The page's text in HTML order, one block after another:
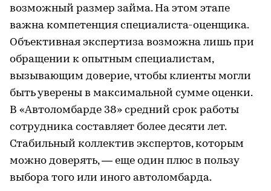
возможный размер займа. На этом этапе
важна компетенция специалиста-оценщика.
Объективная экспертиза возможна лишь при
обращении к опытным специалистам,
вызывающим доверие, чтобы клиенты могли
быть уверены в максимальной сумме оценки.
В «Автоломбарде 38» средний срок работы
сотрудника составляет более десяти лет.
Стабильный коллектив экспертов, которым
можно доверять, — еще один плюс в пользу
выбора того или иного автоломбарда.